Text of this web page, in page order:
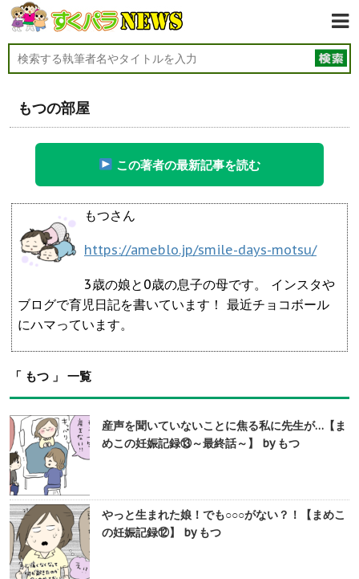
もつの部屋
この著者の最新記事を読む
もつさん
https://ameblo.jp/smile-days-motsu/
3歳の娘と0歳の息子の母です。 インスタや
ブログで育児日記を書いています！ 最近チョコボール
にハマっています。
「 もつ 」 一覧
産声を聞いていないことに焦る私に先生が…【ま
めこの妊娠記録⑬～最終話～】 by もつ
やっと生まれた娘！でも○○○がない？！【まめこ
の妊娠記録⑫】 by もつ